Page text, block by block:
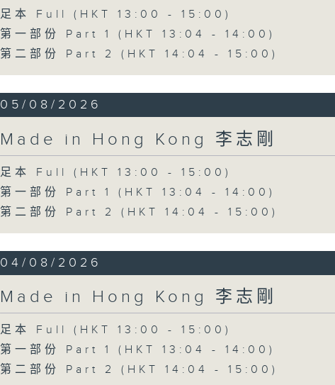
足本 Full (HKT 13:00 - 15:00)
第一部份 Part 1 (HKT 13:04 - 14:00)
第二部份 Part 2 (HKT 14:04 - 15:00)
05/08/2026
Made in Hong Kong 李志剛
足本 Full (HKT 13:00 - 15:00)
第一部份 Part 1 (HKT 13:04 - 14:00)
第二部份 Part 2 (HKT 14:04 - 15:00)
04/08/2026
Made in Hong Kong 李志剛
足本 Full (HKT 13:00 - 15:00)
第一部份 Part 1 (HKT 13:04 - 14:00)
第二部份 Part 2 (HKT 14:04 - 15:00)